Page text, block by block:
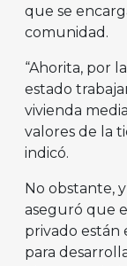
que se
comunidad.
“Ahorita, por
estado
vivienda
valores de la
indicó.
No obstante,
aseguró que
privado están
para